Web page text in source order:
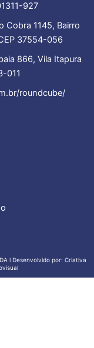
927
Cobra 1145, Bairro
37554-056
866, Vila Itapura
011
roundcube/
l Desenvolvido por: Criativa